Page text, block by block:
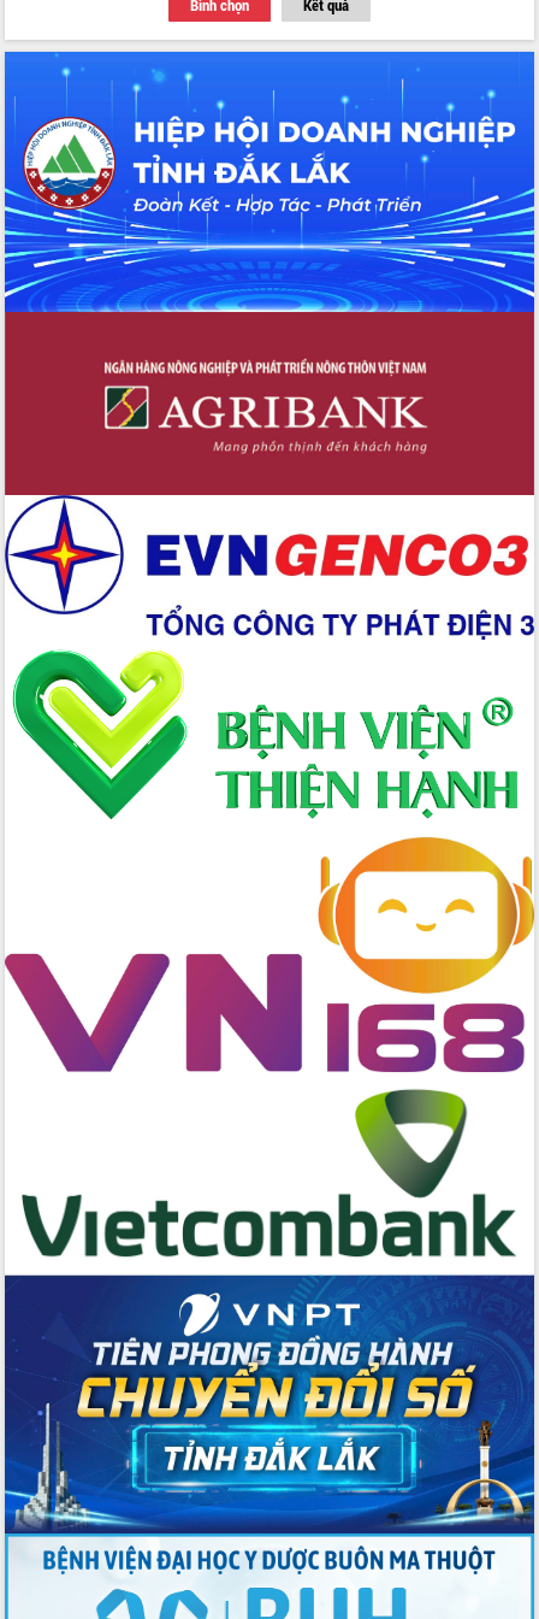
Thứ trưởng Bộ Y tế làm việc với tỉnh
Đắk Lắk về phát triển nhân lực y tế
cho trạm y tế cấp xã
Du lịch Đắk Lắk nâng tầm trải nghiệm
du khách thông qua Hệ thống cơ sở dữ
liệu và Bản đồ số
Tập huấn ứng dụng trí tuệ nhân tạo (AI)
trong thương mại điện tử năm 2026
Đoàn đại biểu Quốc hội tỉnh Đắk Lắk
trao đổi thông tin trước Kỳ họp thứ
nhất, Quốc hội khóa XVI
Quyết liệt cải cách hành chính, khơi
Nâng cao hiệu lực, hiệu quả HĐND
tỉnh thông qua hiện đại hóa hành chính
Xã Ea Phê gắn cải cách hành chính với
Hồ Thị Nguyên Thảo làm việc tại Trung
tâm Phục vụ hành chính công xã Ea
Xây dựng nền hành chính số đồng
hành cùng nông dân dân, doanh nghiệp
Giai đoạn 2026-2030, Đắk Lắk phấn
đấu có 77% xã đạt chuẩn nông thôn
mới
Chuyển đổi số 'mở đường' cho nông
nghiệp Đắk Lắk tăng trưởng bứt phá
Triển khai đồng bộ đo đạc, lập hồ sơ
địa chính, hoàn thiện cơ sở dữ liệu đất
Đắk Lắk đẩy mạnh nuôi biển công
nghệ, hướng tới phát triển thủy sản
bền vững
Tập huấn nâng cao năng lực triển khai
chuyển đổi số cho cán bộ, công chức
Đẩy mạnh cải cách hành chính, quyết
tâm đạt được mục tiêu tăng trưởng
hai con số trong năm 2026
Tổ chức trang trọng Lễ hội Đền thờ
Lương Văn Chánh năm 2026
Phó Bí thư Tỉnh ủy Đắk Lắk Đỗ Hữu
Huy giữ chức Bí thư Đảng ủy Ủy Ban
Nhân dân tỉnh
Bệnh án điện tử thúc đẩy chuyển đổi
số y tế tại Đắk Lắk
Chuyển đổi số thư viện: Mở rộng
không gian tri thức trong thời đại số
Đánh giá, rút kinh nghiệm công tác tổ
chức diễn tập trước ngày bầu cử
Chương trình “Gặp gỡ hữu nghị –
Friendship Meeting New Year 2026”
Bình chọn Kết quả